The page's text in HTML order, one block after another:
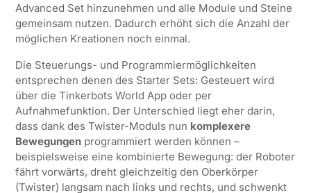
Advanced Set hinzunehmen und alle Module und Steine
gemeinsam nutzen. Dadurch erhöht sich die Anzahl der
möglichen Kreationen noch einmal.
Die Steuerungs- und Programmiermöglichkeiten
entsprechen denen des Starter Sets: Gesteuert wird
über die Tinkerbots World App oder per
Aufnahmefunktion. Der Unterschied liegt eher darin,
dass dank des Twister-Moduls nun komplexere
Bewegungenprogrammiert werden können –
beispielsweise eine kombinierte Bewegung: der Roboter
fährt vorwärts, dreht gleichzeitig den Oberkörper
(Twister) langsam nach links und rechts, und schwenkt